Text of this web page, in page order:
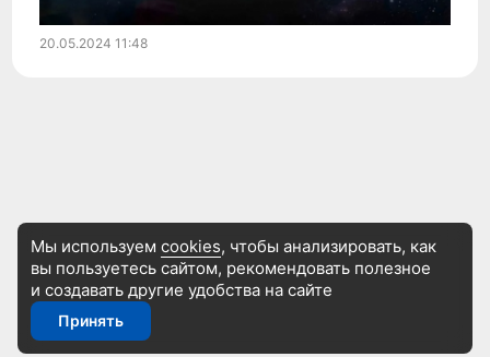
20.05.2024 11:48
Мы используем cookies, чтобы анализировать, как
вы пользуетесь сайтом, рекомендовать полезное
и создавать другие удобства на сайте
Принять